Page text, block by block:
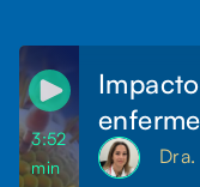
3:52
min